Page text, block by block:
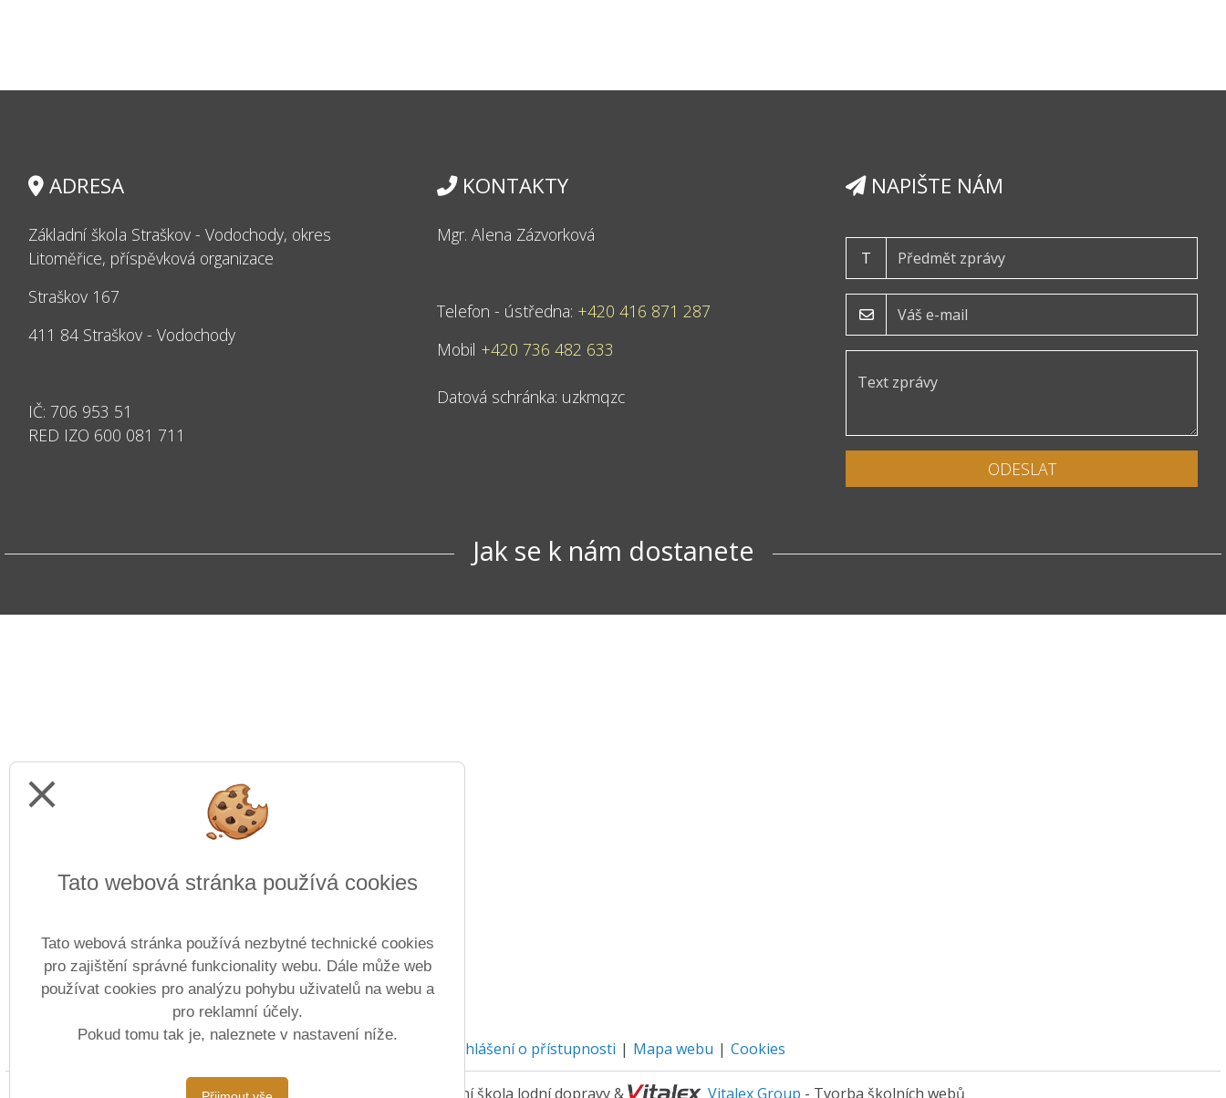
ADRESA
Základní škola Straškov - Vodochody, okres
Litoměřice, příspěvková organizace
Straškov 167
411 84 Straškov - Vodochody
IČ: 706 953 51
RED IZO 600 081 711
KONTAKTY
Mgr. Alena Zázvorková
Telefon - ústředna: +420 416 871 287
Mobil +420 736 482 633
Datová schránka: uzkmqzc
NAPIŠTE NÁM
T
ODESLAT
Jak se k nám dostanete
Prohlášení o přístupnosti Mapa webu Cookies
Copyright © 2022 - 2023 Střední škola lodní dopravy & Vitalex Group - Tvorba školních webů
close
Tato webová stránka používá cookies
Tato webová stránka používá nezbytné technické cookies
pro zajištění správné funkcionality webu. Dále může web
používat cookies pro analýzu pohybu uživatelů na webu a
pro reklamní účely.
Pokud tomu tak je, naleznete v nastavení níže.